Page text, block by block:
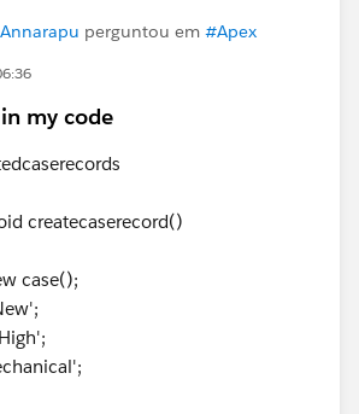
perguntou em #Apex
my code
createcaserecord()
case();